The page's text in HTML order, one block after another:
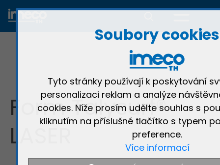
Form Talysurf®
LASER
Soubory cookies
Tyto stránky používají k poskytování
personalizaci reklam a analýze
cookies. Níže prosím udělte souhlas s
kliknutím na příslušné tlačítko s typem
preference.
Více informací